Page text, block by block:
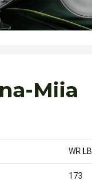
Miia
WR LB
173